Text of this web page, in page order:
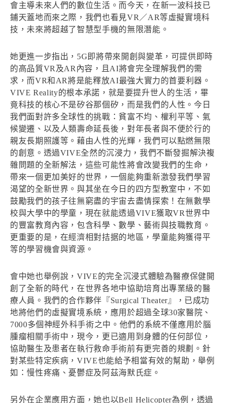
會主導未來人們的數位生活。而今天，在新一波科技已
鋪天蓋地而來之際，我們也看見VR／AR等虛擬實境科
技，未來將超越了智慧型手機的無限潛能。
她更進一步指出，5G即將帶來開創與變革，可提供即時
的高品質VR及AR內容，且AI將會完全理解我們的需
求，而VR和AR將是能釋放AI最強大實力的首要利器。
VIVE Reality的根本承諾，就是要提升世人的生活，畢
竟科技的核心不是矽谷那個矽，而是我們的人性。今日
我們面對許多全球性的挑戰：貧富不均、權利平等、氣
候變遷、以及人類壽命延長後，對年長者與不便於行的
親友長期照護等。藉由人性的光輝，我們可以點燃無限
的創意。透過VIVE全然的沉浸力，我們不斷發掘解決複
雜問題的全新解法，這些可能性將會改變我們的生命，
帶來一個更加美好的世界，一個能夠重新激發我們學習
渴望的全新世界。與其坐在今日的四方型教室中，不如
鼓勵我們的孩子往無窮盡的宇宙去盡情探索！在無數學
校與大學中的學童，現在就能透過VIVE獲取VR世界中
的豐富教育內容，包含科學、數學、藝術與技職教育。
更重要的是，在經濟相對拮据的地區，學童能夠獲得平
等的學習機會與資源。
會中她也舉例說，VIVE的完全沉浸式體驗為醫療保健開
創了全新的時代，在世界各地中協助培育出專業級的醫
療人員。我們的合作夥伴『Surgical Theater』，已成功
地將他們的虛擬實境系統，應用於超過全球30家醫院、
7000多個神經外科手術之中。他們的系統不僅應用於腦
腫瘤相關手術中，現今，更已適用到身體的任何部位，
協助醫生及患者在執行救命手術前有更完善的規劃。針
對某些特定疾病，VIVE也能給予相當有效的幫助，舉例
如：慢性疼痛、憂鬱症及阿茲海默氏症。
另外在企業應用方面，她也以Bell Helicopter為例，透過